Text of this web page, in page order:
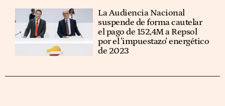
La Audiencia Nacional
suspende de forma cautelar
el pago de 152,4M a Repsol
por el 'impuestazo' energético
de 2023